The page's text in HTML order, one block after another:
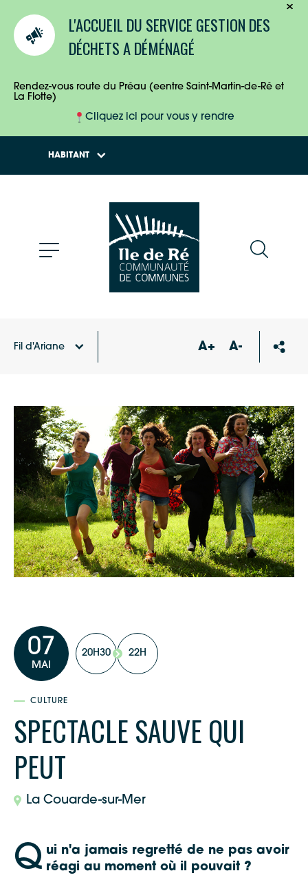
L'ACCUEIL DU SERVICE GESTION DES
DÉCHETS A DÉMÉNAGÉ
Rendez-vous route du Préau (eentre Saint-Martin-de-Ré et
La Flotte)
Cliquez ici pour vous y rendre
HABITANT
ENTREPRISES
Fil d'Ariane A+ A-
07
MAI
20H30 22H
CULTURE
SPECTACLE SAUVE QUI
PEUT
La Couarde-sur-Mer
Q ui n'a jamais regretté de ne pas avoir
réagi au moment où il pouvait ?